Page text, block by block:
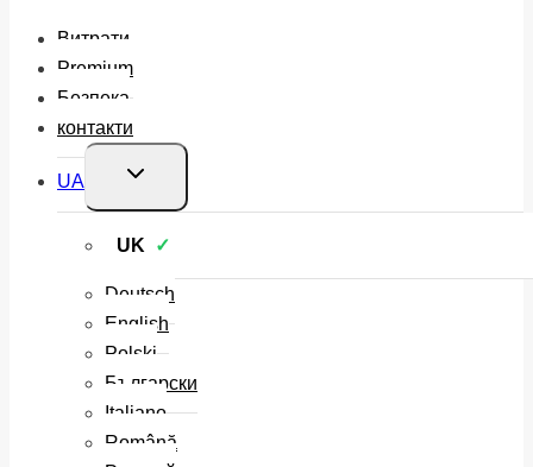
Витрати
Premium
Безпека
контакти
UA
Перемкнути
нащадка
UK
Deutsch
English
Polski
Български
Italiano
Română